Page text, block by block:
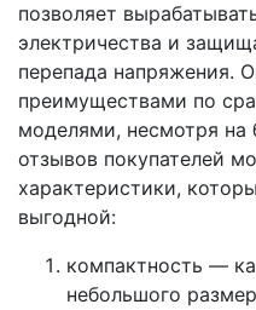
позволяет
электричества и
перепада напряжения.
преимуществами по
моделями, несмотря на
отзывов покупателей
характеристики,
выгодной:
компактность —
небольшого